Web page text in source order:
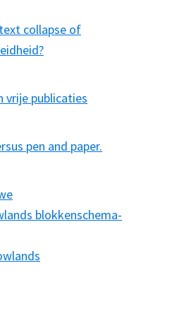
collapse of
vrije publicaties
pen and paper.
blokkenschema-